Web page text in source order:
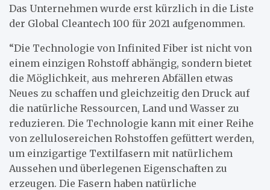
Das Unternehmen wurde erst kürzlich in die Liste
der Global Cleantech 100 für 2021 aufgenommen.
“Die Technologie von Infinited Fiber ist nicht von
einem einzigen Rohstoff abhängig, sondern bietet
die Möglichkeit, aus mehreren Abfällen etwas
Neues zu schaffen und gleichzeitig den Druck auf
die natürliche Ressourcen, Land und Wasser zu
reduzieren. Die Technologie kann mit einer Reihe
von zellulosereichen Rohstoffen gefüttert werden,
um einzigartige Textilfasern mit natürlichem
Aussehen und überlegenen Eigenschaften zu
erzeugen. Die Fasern haben natürliche